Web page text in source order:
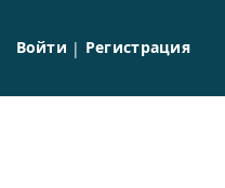
Войти | Регистрация